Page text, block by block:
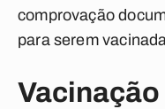
comprovação
para serem